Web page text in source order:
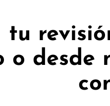
tu
o desde